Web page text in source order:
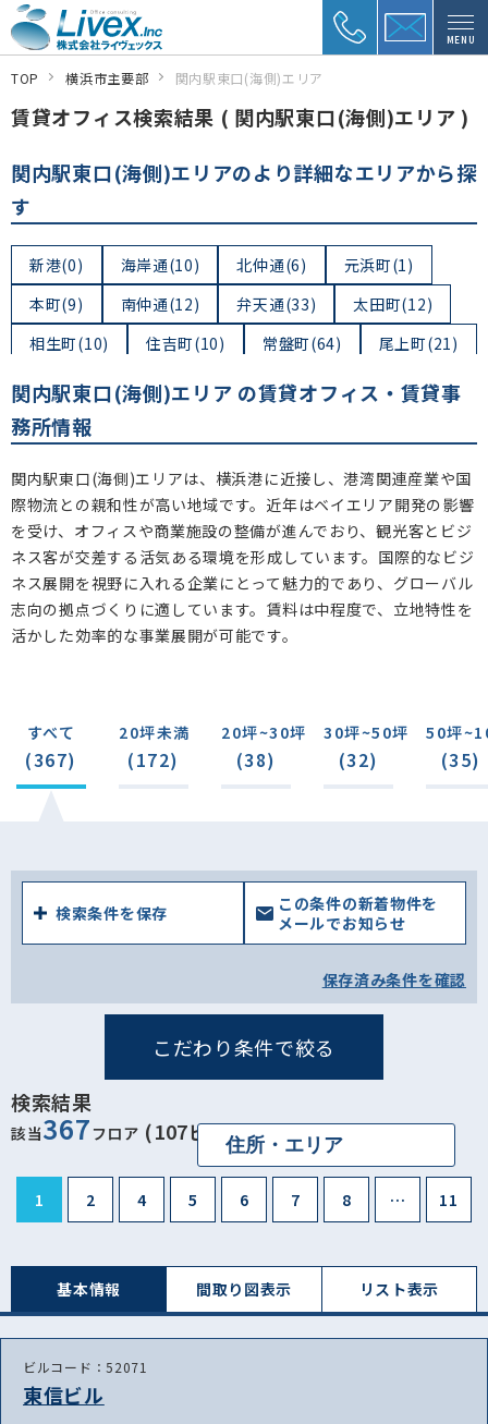
MENU
TOP 横浜市主要部 関内駅東口(海側)エリア
賃貸オフィス検索結果 ( 関内駅東口(海側)エリア )
関内駅東口(海側)エリアのより詳細なエリアから探
す
新港(0) 海岸通(10) 北仲通(6)
元浜町(1)
本町(9)
南仲通(12) 弁天通(33)
太田町(12)
相生町(10)
住吉町(10) 常盤町(64)
尾上町(21)
真砂町(0)
港町(96) 日本大通(20)
横浜公園(0)
山下町(44)
関内駅東口(海側)エリア の賃貸オフィス・賃貸事
務所情報
関内駅東口(海側)エリアは、横浜港に近接し、港湾関連産業や国
際物流との親和性が高い地域です。近年はベイエリア開発の影響
を受け、オフィスや商業施設の整備が進んでおり、観光客とビジ
ネス客が交差する活気ある環境を形成しています。国際的なビジ
ネス展開を視野に入れる企業にとって魅力的であり、グローバル
志向の拠点づくりに適しています。賃料は中程度で、立地特性を
活かした効率的な事業展開が可能です。
すべて
(367)
20坪未満
(172)
20坪~30坪
(38)
30坪~50坪
(32)
50坪
(35)
検索条件を保存
この条件の新着物件を
メールでお知らせ
保存済み条件を確認
こだわり条件で絞る
検索結果
該当367 フロア (107ビル)
1 2 4 5 6 7 8 … 11
基本情報 間取り図表⽰ リスト表⽰
ビルコード：52071
東信ビル